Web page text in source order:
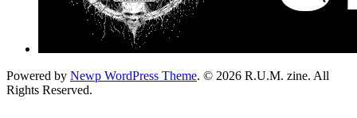
Powered by Newp WordPress Theme. © 2026 R.U.M. zine. All
Rights Reserved.